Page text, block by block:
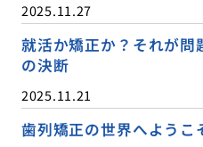
2025.11.27
就活か矯正か？それが
の決断
2025.11.21
歯列矯正の世界へよう